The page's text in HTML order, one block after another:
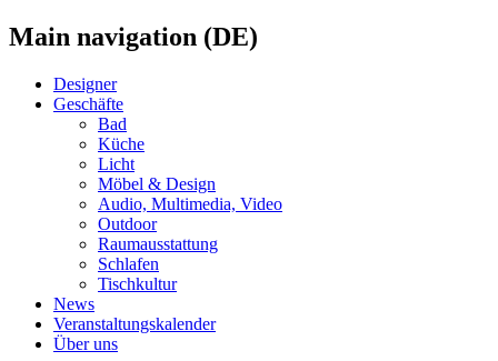
Main navigation (DE)
Designer
Geschäfte
Bad
Küche
Licht
Möbel & Design
Audio, Multimedia, Video
Outdoor
Raumausstattung
Schlafen
Tischkultur
News
Veranstaltungskalender
Über uns